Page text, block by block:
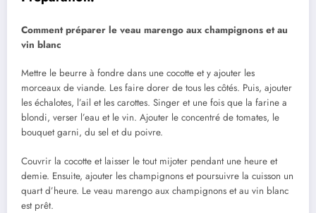
Comment préparer le veau marengo aux champignons et au
vin blanc
Mettre le beurre à fondre dans une cocotte et y ajouter les
morceaux de viande. Les faire dorer de tous les côtés. Puis, ajouter
les échalotes, l’ail et les carottes. Singer et une fois que la farine a
blondi, verser l’eau et le vin. Ajouter le concentré de tomates, le
bouquet garni, du sel et du poivre.
Couvrir la cocotte et laisser le tout mijoter pendant une heure et
demie. Ensuite, ajouter les champignons et poursuivre la cuisson un
quart d’heure. Le veau marengo aux champignons et au vin blanc
est prêt.